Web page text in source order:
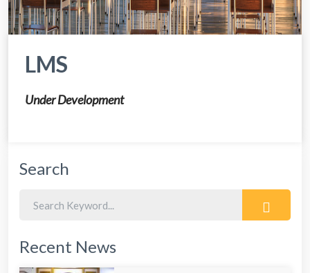
LMS
Under Development
Search
Recent News